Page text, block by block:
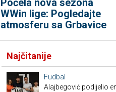
Počela nova sezona
WWin lige: Pogledajte
atmosferu sa Grbavice
Najčitanije
Fudbal
Alajbegović podijelio